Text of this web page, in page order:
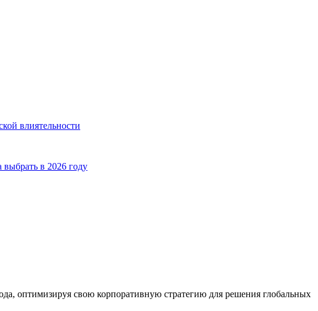
влиятельности
выбрать в 2026 году
оптимизируя свою корпоративную стратегию для решения глобальных